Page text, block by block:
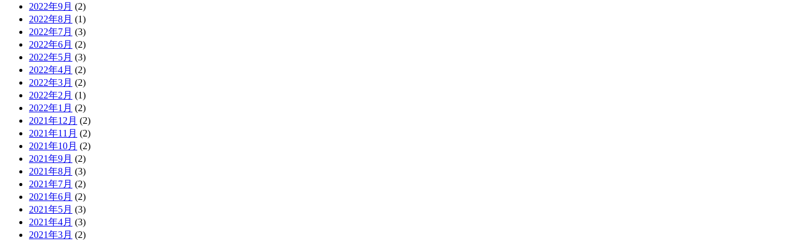
2022年9月 (2)
2022年8月 (1)
2022年7月 (3)
2022年6月 (2)
2022年5月 (3)
2022年4月 (2)
2022年3月 (2)
2022年2月 (1)
2022年1月 (2)
2021年12月 (2)
2021年11月 (2)
2021年10月 (2)
2021年9月 (2)
2021年8月 (3)
2021年7月 (2)
2021年6月 (2)
2021年5月 (3)
2021年4月 (3)
2021年3月 (2)